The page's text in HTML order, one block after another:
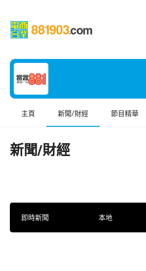
主頁 新聞/財經 節目精華
新聞/財經
即時新聞 本地